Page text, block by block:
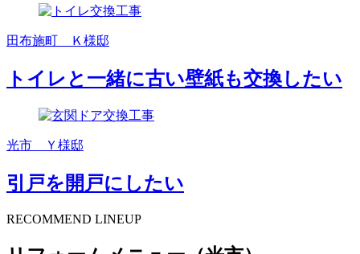
田布施町 Ｋ様邸
トイレと一緒に古い壁紙も交換したい
光市 Ｙ様邸
引戸を開戸にしたい
RECOMMEND LINEUP